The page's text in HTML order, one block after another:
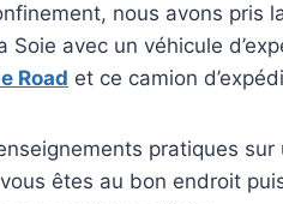
nous avons
Soie avec un véhicule
Road et ce camion
pratiques sur
êtes au bon endroit